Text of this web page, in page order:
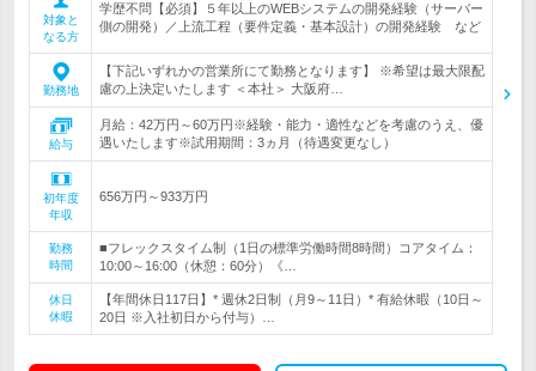
対象と
なる方
学歴不問【必須】５年以上のWEBシステムの開発経験（サーバー
側の開発）／上流工程（要件定義・基本設計）の開発経験 など
勤務地
【下記いずれかの営業所にて勤務となります】 ※希望は最大限配
慮の上決定いたします ＜本社＞ 大阪府…
給与
月給：42万円～60万円※経験・能力・適性などを考慮のうえ、優
遇いたします※試用期間：3ヵ月（待遇変更なし）
初年度
年収
656万円～933万円
勤務
時間
■フレックスタイム制（1日の標準労働時間8時間）コアタイム：
10:00～16:00（休憩：60分）《…
休日
休暇
【年間休日117日】* 週休2日制（月9～11日）* 有給休暇（10日～
20日 ※入社初日から付与）…